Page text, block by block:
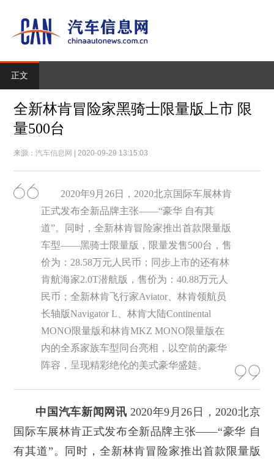
正文
全新林肯冒险家黑骑士限量版上市 限
量500台
来源：汽车信息网 | 2020-09-29 13:15:03
2020年9月26日，2020北京国际车展林肯
正式发布全新品牌主张——“豪华 自有其
道”。同时，全新林肯冒险家推出首款限量版
车型——黑骑士限量版，限量发售500台，售
价为：28.58万元人民币；同步上市的还有林
肯航海家2.0T潜航版，售价为：40.88万元人
民币；全新林肯飞行家Aviator、林肯领航员
长轴版Navigator L、林肯大陆Continental
MONO限量版和林肯MKZ MONO限量版在
内的全系家族车型同台亮相，以空前的豪华
阵容，呈现精彩绝伦的美式豪华盛筵。
中国汽车新闻网讯 2020年9月26日，2020北京
国际车展林肯正式发布全新品牌主张——“豪华 自
有其道”。同时，全新林肯冒险家推出首款限量版